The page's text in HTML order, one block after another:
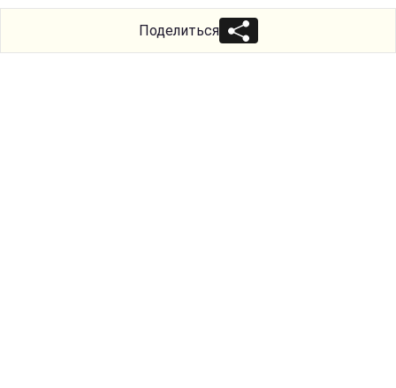
Поделиться